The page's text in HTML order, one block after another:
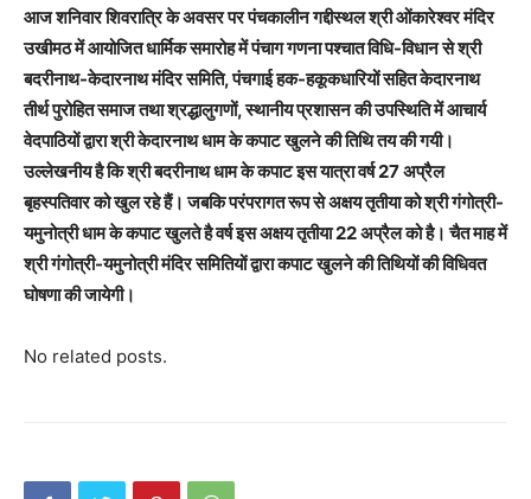
आज शनिवार शिवरात्रि के अवसर पर पंचकालीन गद्दीस्थल श्री ओंकारेश्वर मंदिर
उखीमठ में आयोजित धार्मिक समारोह में पंचाग गणना पश्चात विधि-विधान से श्री
बदरीनाथ-केदारनाथ मंदिर समिति, पंचगाई हक-हकूकधारियों सहित केदारनाथ
तीर्थ पुरोहित समाज तथा श्रद्धालुगणों, स्थानीय प्रशासन की उपस्थिति में आचार्य
वेदपाठियों द्वारा श्री केदारनाथ धाम के कपाट खुलने की तिथि तय की गयी।
उल्लेखनीय है कि श्री बदरीनाथ धाम के कपाट इस यात्रा वर्ष 27 अप्रैल
बृहस्पतिवार को खुल रहे हैं। जबकि परंपरागत रूप से अक्षय तृतीया को श्री गंगोत्री-
यमुनोत्री धाम के कपाट खुलते है वर्ष इस अक्षय तृतीया 22 अप्रैल को है। चैत माह में
श्री गंगोत्री-यमुनोत्री मंदिर समितियों द्वारा कपाट खुलने की तिथियों की विधिवत
घोषणा की जायेगी।
No related posts.